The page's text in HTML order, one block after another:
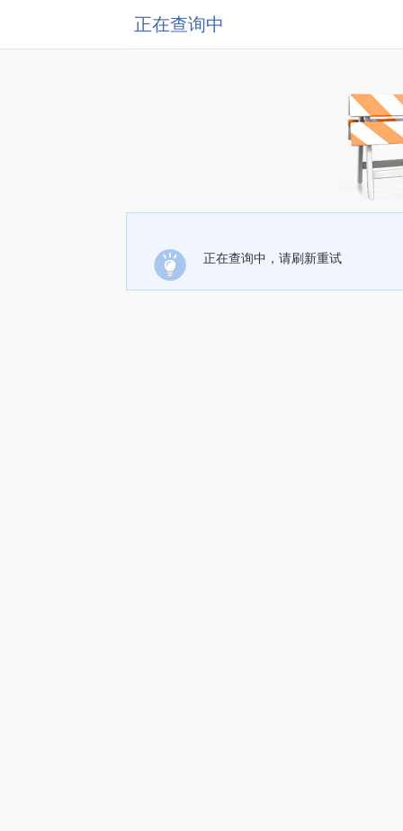
正在查询中
正在查询中，请刷新重试